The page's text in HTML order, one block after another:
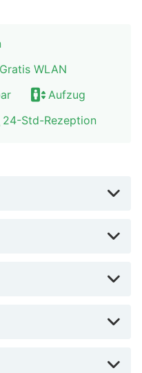
Sie wunderbare
besser bekannt als
Boulets.
Gratis WLAN
Aufzug
24-Std-Rezeption